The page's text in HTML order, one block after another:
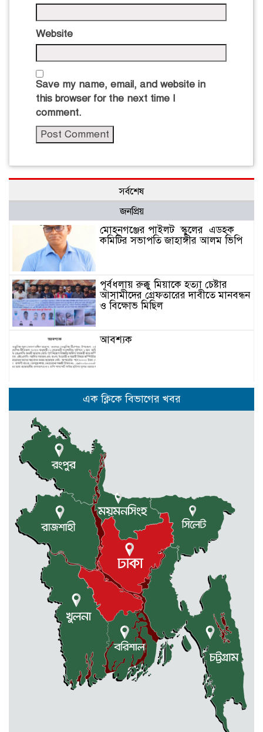
Website
Save my name, email, and website in
this browser for the next time I
comment.
সর্বশেষ
জনপ্রিয়
মোহনগঞ্জের পাইলট স্কুলের এডহক
কমিটির সভাপতি জাহাঙ্গীর আলম ভিপি
পূর্বধলায় রুক্কু মিয়াকে হত্যা চেষ্টার
আসামীদের গ্রেফতারের দাবীতে মানবন্ধন
ও বিক্ষোভ মিছিল
আবশ্যক
নেত্রকোনার দুর্গাপুরে ৬৩ বোতল
ভারতীয় মদসহ আটক -২
কেন্দুয়ায় ফাইভ ব্রাদার্স সোশাল
ওয়েলফেয়ার এসোসিয়েশনের উদ্যোগে
বৃক্ষরোপণ কর্মসূচী
মোহনগঞ্জ উপজেলা স্বাস্থ্য কম্প্লেক্স
কর্মকর্তা ডা. মোমেনুল এর অকাল মৃত্যু
নেত্রকোণায় মেরিট কেয়ার
অর্গানাইজেশনের উদ্যোগে ফ্রি মেডিক্যাল
ক্যাম্প অনুষ্ঠিত
মোহনগঞ্জ স্বাস্থ্য কমপ্লেক্সের ১২ জন
ডাক্তারকে কৈফিয়ত তলব
বারহাট্টায় ৪৫টি ভারতীয় টায়ার জব্দ,
এক ক্লিকে বিভাগের খবর